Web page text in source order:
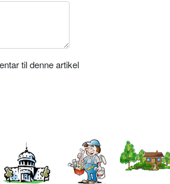
til denne artikel